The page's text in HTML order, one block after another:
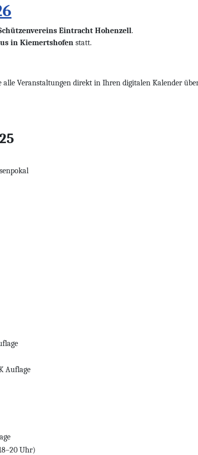
Eintracht Hohenzell.
in Kiemertshofen statt.
Veranstaltungen direkt in Ihren digitalen Kalender
Auflage
Uhr)